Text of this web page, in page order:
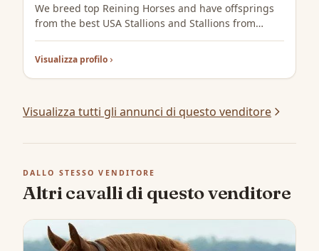
We breed top Reining Horses and have offsprings
from the best USA Stallions and Stallions from
Europe. Out of great and proven Broodmares with
great Pedigrees.
Visualizza profilo
Visualizza tutti gli annunci di questo venditore
DALLO STESSO VENDITORE
Altri cavalli di questo venditore